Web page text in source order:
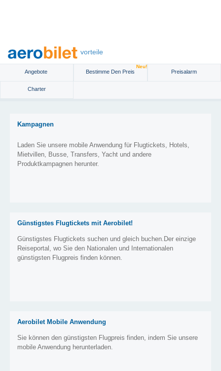
vorteile
Angebote Bestimme Den Preis
Neu!
Preisalarm
Charter
Kampagnen
Laden Sie unsere mobile Anwendung für Flugtickets, Hotels,
Mietvillen, Busse, Transfers, Yacht und andere
Produktkampagnen herunter.
Günstigstes Flugtickets mit Aerobilet!
Günstigstes Flugtickets suchen und gleich buchen.Der einzige
Reiseportal, wo Sie den Nationalen und Internationalen
günstigsten Flugpreis finden können.
Aerobilet Mobile Anwendung
Sie können den günstigsten Flugpreis finden, indem Sie unsere
mobile Anwendung herunterladen.